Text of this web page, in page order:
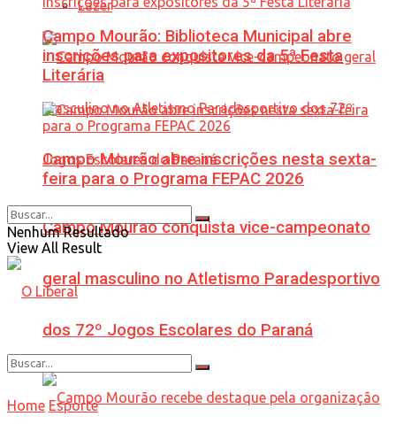
Lazer
Campo Mourão conquista vice-campeonato
geral masculino no Atletismo Paradesportivo
dos 72º Jogos Escolares do Paraná
Campo Mourão: Biblioteca Municipal abre
inscrições para expositores da 5ª Festa
Literária
Campo Mourão abre inscrições nesta sexta-
feira para o Programa FEPAC 2026
Nenhum Resultado
View All Result
Home Esporte